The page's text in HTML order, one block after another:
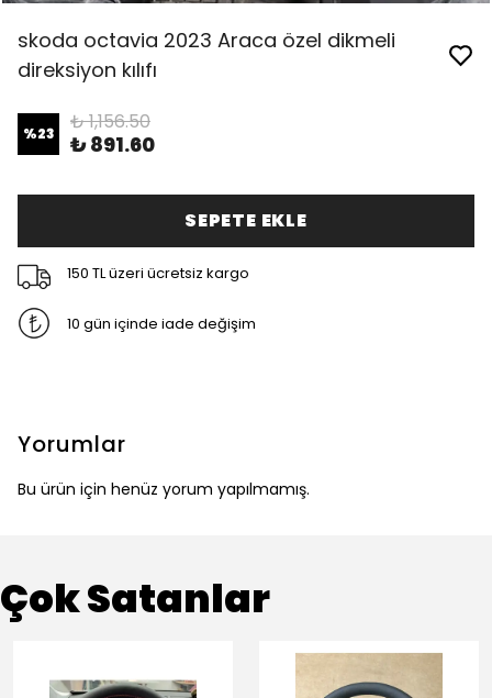
skoda octavia 2023 Araca özel dikmeli
direksiyon kılıfı
%23 ₺ 1,156.50
₺ 891.60
SEPETE EKLE
150 TL üzeri ücretsiz kargo
10 gün içinde iade değişim
Yorumlar
Bu ürün için henüz yorum yapılmamış.
Çok Satanlar